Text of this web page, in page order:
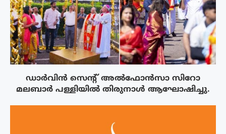
ഡാർവിൻ സെന്റ് അൽഫോൻസാ സിറോ
മലബാർ പള്ളിയിൽ തിരുനാൾ ആഘോഷിച്ചു.